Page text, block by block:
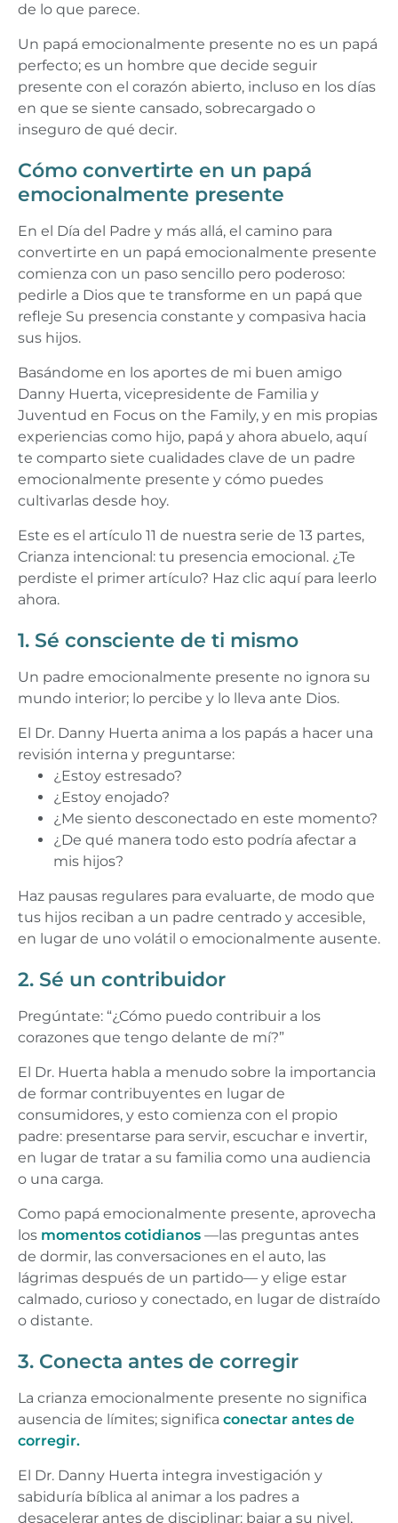
de lo que parece.
Un papá emocionalmente presente no es un papá
perfecto; es un hombre que decide seguir
presente con el corazón abierto, incluso en los días
en que se siente cansado, sobrecargado o
inseguro de qué decir.
Cómo convertirte en un papá
emocionalmente presente
En el Día del Padre y más allá, el camino para
convertirte en un papá emocionalmente presente
comienza con un paso sencillo pero poderoso:
pedirle a Dios que te transforme en un papá que
refleje Su presencia constante y compasiva hacia
sus hijos.
Basándome en los aportes de mi buen amigo
Danny Huerta, vicepresidente de Familia y
Juventud en Focus on the Family, y en mis propias
experiencias como hijo, papá y ahora abuelo, aquí
te comparto siete cualidades clave de un padre
emocionalmente presente y cómo puedes
cultivarlas desde hoy.
Este es el artículo 11 de nuestra serie de 13 partes,
Crianza intencional: tu presencia emocional. ¿Te
perdiste el primer artículo? Haz clic aquí para leerlo
ahora.
1. Sé consciente de ti mismo
Un padre emocionalmente presente no ignora su
mundo interior; lo percibe y lo lleva ante Dios.
El Dr. Danny Huerta anima a los papás a hacer una
revisión interna y preguntarse:
¿Estoy estresado?
¿Estoy enojado?
¿Me siento desconectado en este momento?
¿De qué manera todo esto podría afectar a
mis hijos?
Haz pausas regulares para evaluarte, de modo que
tus hijos reciban a un padre centrado y accesible,
en lugar de uno volátil o emocionalmente ausente.
2. Sé un contribuidor
Pregúntate: “¿Cómo puedo contribuir a los
corazones que tengo delante de mí?”
El Dr. Huerta habla a menudo sobre la importancia
de formar contribuyentes en lugar de
consumidores, y esto comienza con el propio
padre: presentarse para servir, escuchar e invertir,
en lugar de tratar a su familia como una audiencia
o una carga.
Como papá emocionalmente presente, aprovecha
los momentos cotidianos —las preguntas antes
de dormir, las conversaciones en el auto, las
lágrimas después de un partido— y elige estar
calmado, curioso y conectado, en lugar de distraído
o distante.
3. Conecta antes de corregir
La crianza emocionalmente presente no significa
ausencia de límites; significa conectar antes de
corregir.
El Dr. Danny Huerta integra investigación y
sabiduría bíblica al animar a los padres a
desacelerar antes de disciplinar: bajar a su nivel,